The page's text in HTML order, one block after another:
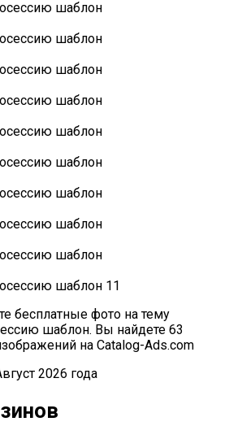
бесплатные фото на тему
шаблон. Вы найдете 63
на Catalog-Ads.com
2026 года